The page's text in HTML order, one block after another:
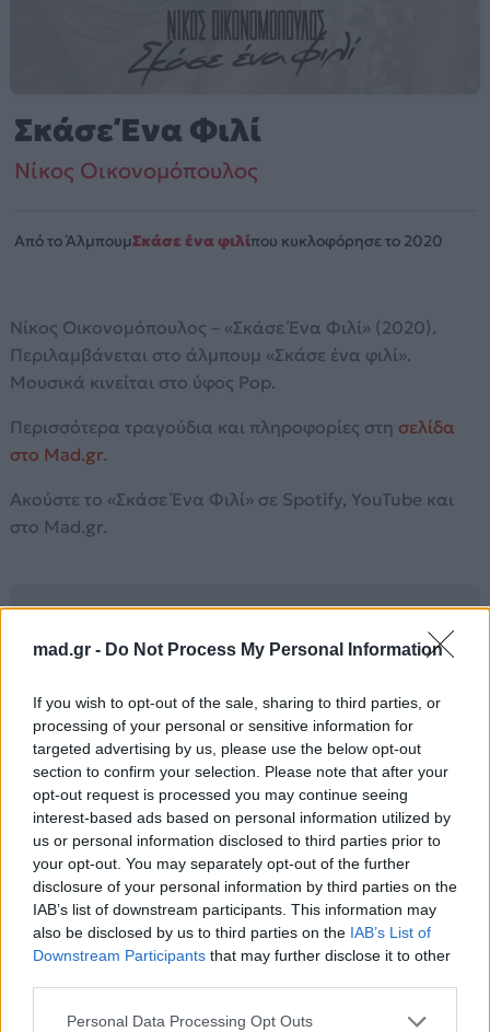
mad.gr - Do Not Process My Personal Information
If you wish to opt-out of the sale, sharing to third parties, or
processing of your personal or sensitive information for
targeted advertising by us, please use the below opt-out
section to confirm your selection. Please note that after your
opt-out request is processed you may continue seeing
interest-based ads based on personal information utilized by
us or personal information disclosed to third parties prior to
your opt-out. You may separately opt-out of the further
disclosure of your personal information by third parties on the
IAB’s list of downstream participants. This information may
also be disclosed by us to third parties on the IAB’s List of
Downstream Participants that may further disclose it to other
Personal Data Processing Opt Outs
Σκάσε Ένα Φιλί
Νίκος Οικονομόπουλος
Από το ΆλμπουμΣκάσε ένα φιλίπου κυκλοφόρησε το 2020
Νίκος Οικονομόπουλος – «Σκάσε Ένα Φιλί» (2020).
Περιλαμβάνεται στο άλμπουμ «Σκάσε ένα φιλί».
Μουσικά κινείται στο ύφος Pop.
Περισσότερα τραγούδια και πληροφορίες στη σελίδα
στο Mad.gr.
Ακούστε το «Σκάσε Ένα Φιλί» σε Spotify, YouTube και
στο Mad.gr.
Στίχοι
σπίτι να βρει, θα ΄ρθει χιονιάς
της το ΄πα να το ξέρει και της βροχής
δεν πάει να λέει εσύ θα 'ρθεις.
Θα χτυπήσεις πριν ρωτήσεις, πέρνα θα σου πω
μη μιλήσεις, θα μιλάω εγώ.
Βιάζομαι πολύ να ξέρεις
κι άκου με για να μαθαίνεις
λέω εγώ αυτό που θέλεις, σ΄ αγαπάω πολύ
βιάζομαι δεν έχω χρόνο,
τα άλλα μου τα ΄λες στο δρόμο
ένα μ΄ ενδιαφέρει μόνο